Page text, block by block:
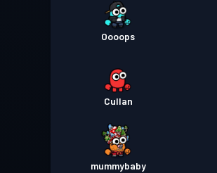
Oooops
Cullan
mummybaby